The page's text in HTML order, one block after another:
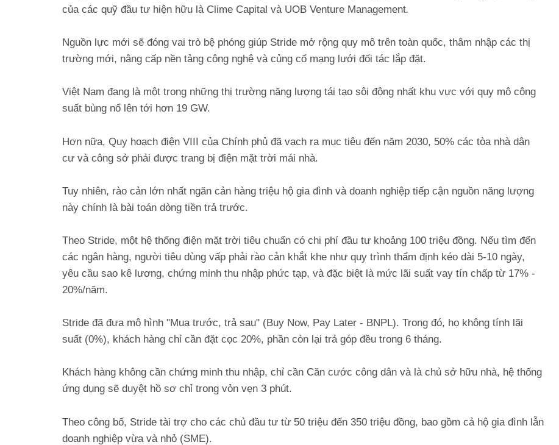
của các quỹ đầu tư hiện hữu là Clime Capital và UOB Venture Management.
Nguồn lực mới sẽ đóng vai trò bệ phóng giúp Stride mở rộng quy mô trên toàn quốc, thâm nhập các thị
trường mới, nâng cấp nền tảng công nghệ và củng cố mạng lưới đối tác lắp đặt.
Việt Nam đang là một trong những thị trường năng lượng tái tạo sôi động nhất khu vực với quy mô công
suất bùng nổ lên tới hơn 19 GW.
Hơn nữa, Quy hoạch điện VIII của Chính phủ đã vạch ra mục tiêu đến năm 2030, 50% các tòa nhà dân
cư và công sở phải được trang bị điện mặt trời mái nhà.
Tuy nhiên, rào cản lớn nhất ngăn cản hàng triệu hộ gia đình và doanh nghiệp tiếp cận nguồn năng lượng
này chính là bài toán dòng tiền trả trước.
Theo Stride, một hệ thống điện mặt trời tiêu chuẩn có chi phí đầu tư khoảng 100 triệu đồng. Nếu tìm đến
các ngân hàng, người tiêu dùng vấp phải rào cản khắt khe như quy trình thẩm định kéo dài 5-10 ngày,
yêu cầu sao kê lương, chứng minh thu nhập phức tạp, và đặc biệt là mức lãi suất vay tín chấp từ 17% -
20%/năm.
Stride đã đưa mô hình "Mua trước, trả sau" (Buy Now, Pay Later - BNPL). Trong đó, họ không tính lãi
suất (0%), khách hàng chỉ cần đặt cọc 20%, phần còn lại trả góp đều trong 6 tháng.
Khách hàng không cần chứng minh thu nhập, chỉ cần Căn cước công dân và là chủ sở hữu nhà, hệ thống
ứng dụng sẽ duyệt hồ sơ chỉ trong vỏn vẹn 3 phút.
Theo công bố, Stride tài trợ cho các chủ đầu tư từ 50 triệu đến 350 triệu đồng, bao gồm cả hộ gia đình lẫn
doanh nghiệp vừa và nhỏ (SME).